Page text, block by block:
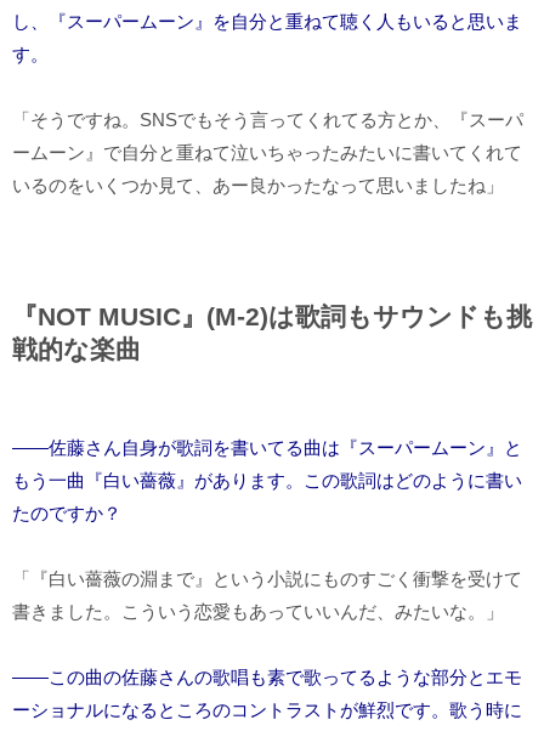
し、『スーパームーン』を自分と重ねて聴く人もいると思いま
す。
「そうですね。SNSでもそう言ってくれてる方とか、『スーパ
ームーン』で自分と重ねて泣いちゃったみたいに書いてくれて
いるのをいくつか見て、あー良かったなって思いましたね」
『NOT MUSIC』(M-2)は歌詞もサウンドも挑
戦的な楽曲
――佐藤さん自身が歌詞を書いてる曲は『スーパームーン』と
もう一曲『白い薔薇』があります。この歌詞はどのように書い
たのですか？
「『白い薔薇の淵まで』という小説にものすごく衝撃を受けて
書きました。こういう恋愛もあっていいんだ、みたいな。」
――この曲の佐藤さんの歌唱も素で歌ってるような部分とエモ
ーショナルになるところのコントラストが鮮烈です。歌う時に